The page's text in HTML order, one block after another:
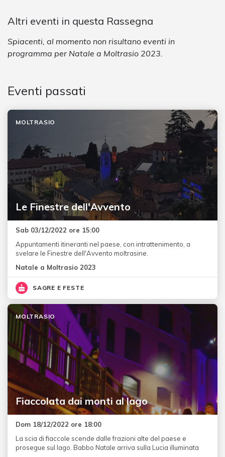
Altri eventi in questa Rassegna
Spiacenti, al momento non risultano eventi in
programma per Natale a Moltrasio 2023.
Eventi passati
Le Finestre dell'Avvento
MOLTRASIO
Sab 03/12/2022 ore 15:00
Appuntamenti itineranti nel paese, con intrattenimento, a
svelare le Finestre dell'Avvento moltrasine.
Natale a Moltrasio 2023
SAGRE E FESTE
Fiaccolata dai monti al lago
MOLTRASIO
Dom 18/12/2022 ore 18:00
La scia di fiaccole scende dalle frazioni alte del paese e
prosegue sul lago. Babbo Natale arriva sulla Lucia illuminata